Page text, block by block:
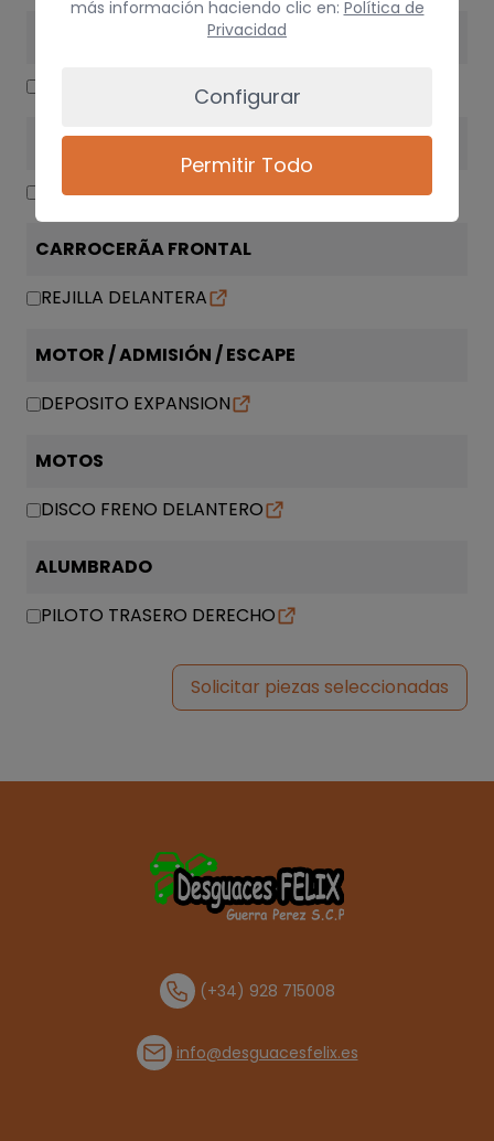
DIRECCIÓN / TRANSMISIÓN
TRANSMISION DELANTERA IZQUIERDA
CARROCERÃA FRONTAL
REJILLA DELANTERA
MOTOR / ADMISIÓN / ESCAPE
DEPOSITO EXPANSION
MOTOS
DISCO FRENO DELANTERO
ALUMBRADO
PILOTO TRASERO DERECHO
Solicitar piezas seleccionadas
(+34) 928 715008
info@desguacesfelix.es
más información haciendo clic en: Política de
Privacidad
Configurar
Permitir Todo